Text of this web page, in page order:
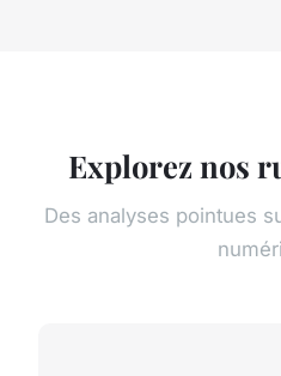
Explorez nos
Des analyses pointues